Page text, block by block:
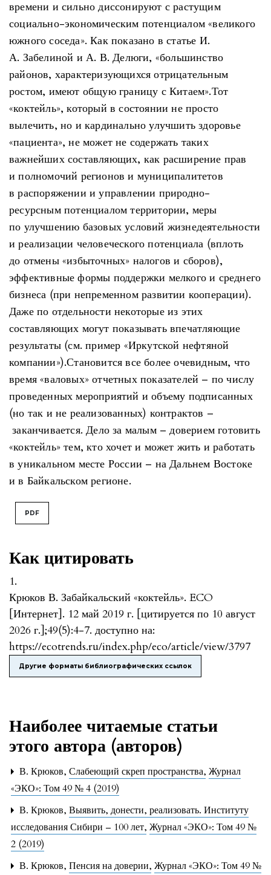
Как цитировать
1.
Крюков В. Забайкальский «коктейль». ECO
[Интернет]. 12 май 2019 г. [цитируется по 10 август
2026 г.];49(5):4-7. доступно на:
https://ecotrends.ru/index.php/eco/article/view/3797
Другие форматы библиографических ссылок
времени и сильно диссонируют с растущим
социально-экономическим потенциалом «великого
южного соседа». Как показано в статье И.
А. Забелиной и А. В. Делюги, «большинство
районов, характеризующихся отрицательным
ростом, имеют общую границу с Китаем».Тот
«коктейль», который в состоянии не просто
вылечить, но и кардинально улучшить здоровье
«пациента», не может не содержать таких
важнейших составляющих, как расширение прав
и полномочий регионов и муниципалитетов
в распоряжении и управлении природно-
ресурсным потенциалом территории, меры
по улучшению базовых условий жизнедеятельности
и реализации человеческого потенциала (вплоть
до отмены «избыточных» налогов и сборов),
эффективные формы поддержки мелкого и среднего
бизнеса (при непременном развитии кооперации).
Даже по отдельности некоторые из этих
составляющих могут показывать впечатляющие
результаты (см. пример «Иркутской нефтяной
компании»).Становится все более очевидным, что
время «валовых» отчетных показателей – по числу
проведенных мероприятий и объему подписанных
(но так и не реализованных) контрактов –
заканчивается. Дело за малым – доверием готовить
«коктейль» тем, кто хочет и может жить и работать
в уникальном месте России – на Дальнем Востоке
и в Байкальском регионе.
PDF
Наиболее читаемые статьи
этого автора (авторов)
В. Крюков, Слабеющий скреп пространства, Журнал
«ЭКО»: Том 49 № 4 (2019)
В. Крюков, Выявить, донести, реализовать. Институту
исследования Сибири – 100 лет, Журнал «ЭКО»: Том 49 №
2 (2019)
В. Крюков, Пенсия на доверии, Журнал «ЭКО»: Том 49 №